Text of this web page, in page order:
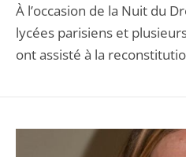
À l’occasion de la Nuit du
lycées parisiens et
ont assisté à la